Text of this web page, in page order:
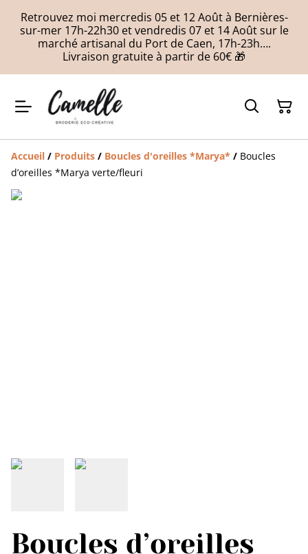
Retrouvez moi mercredis 05 et 12 Août à Bernières-
sur-mer 17h-22h30 et vendredis 07 et 14 Août sur le
marché artisanal du Port de Caen, 17h-23h….
Livraison gratuite à partir de 60€ 🎁
Accueil / Produits / Boucles d'oreilles *Marya* / Boucles
d’oreilles *Marya verte/fleuri
Boucles d’oreilles